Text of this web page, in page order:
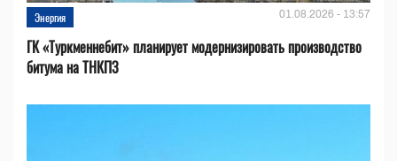
Энергия 01.08.2026 - 13:57
ГК «Туркменнебит» планирует модернизировать производство
битума на ТНКПЗ